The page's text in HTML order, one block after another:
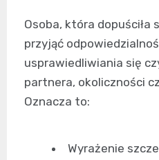
Osoba, która dopuściła
przyjąć
usprawiedliwiania się
partnera, okoliczności
Oznacza to:
Wyrażenie